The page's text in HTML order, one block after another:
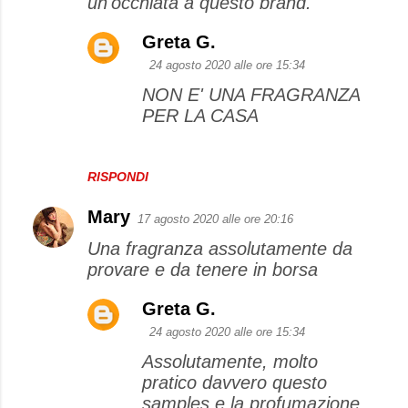
RISPONDI
Greta G.
24 agosto 2020 alle ore 15:34
NON E' UNA FRAGRANZA
PER LA CASA
Mary 17 agosto 2020 alle ore 20:16
Una fragranza assolutamente da
provare e da tenere in borsa
Greta G.
24 agosto 2020 alle ore 15:34
Assolutamente, molto
pratico davvero questo
samples e la profumazione